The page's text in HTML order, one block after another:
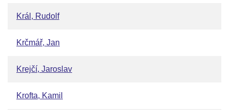
Král, Rudolf
Krčmář, Jan
Krejčí, Jaroslav
Krofta, Kamil